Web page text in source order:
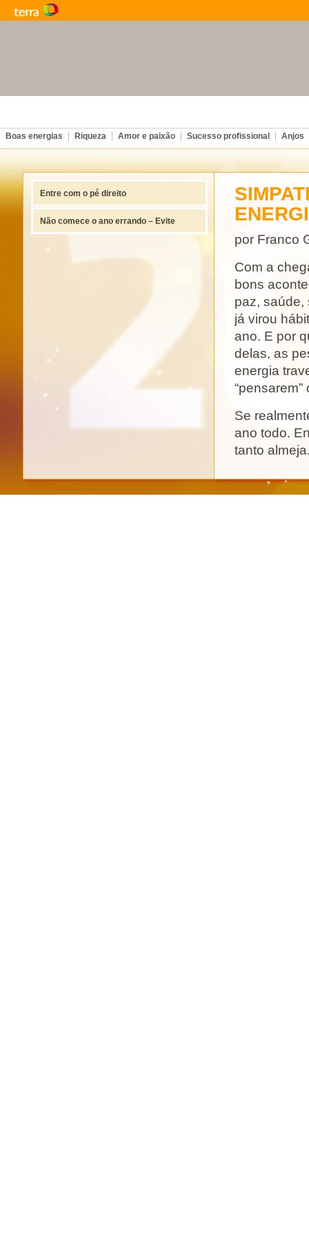
por Franco
Com a
bons
paz, saúde,
já virou
ano. E por
delas, as
energia
Se
ano todo.
tanto
as
Entre com o pé direito
Não comece o ano errando – Evite
Boas energias Riqueza Amor e paixão Sucesso profissional Anjos